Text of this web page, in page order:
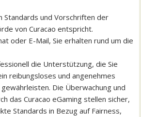
Standards und Vorschriften der
von Curacao entspricht.
oder E-Mail, Sie erhalten rund um die
die Unterstützung, die Sie
reibungsloses und angenehmes
Die Überwachung und
das Curacao eGaming stellen sicher,
Standards in Bezug auf Fairness,